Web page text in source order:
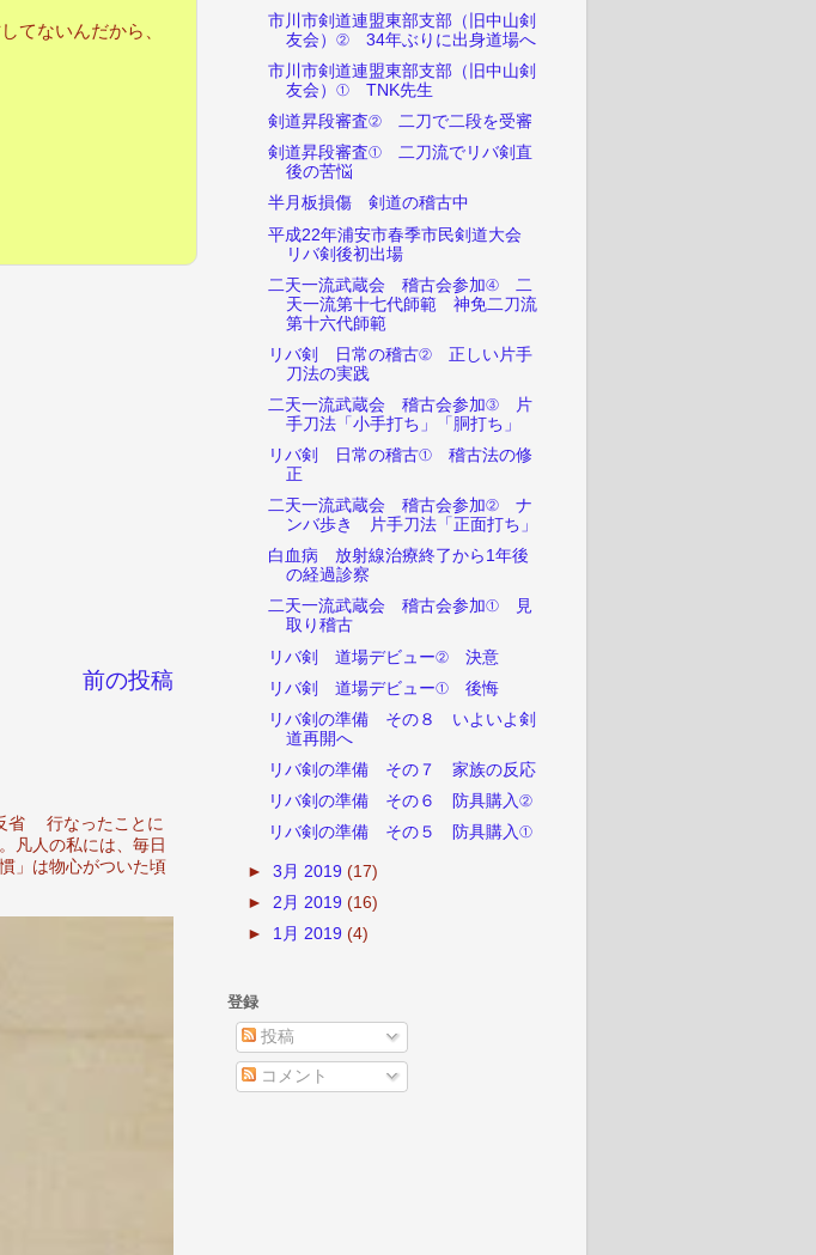
てないんだから、
前の投稿
省 行なったことに
凡人の私には、毎日
」は物心がついた頃
市川市剣道連盟東部支部（旧中山剣
友会）② 34年ぶりに出身道場へ
市川市剣道連盟東部支部（旧中山剣
友会）① TNK先生
剣道昇段審査② 二刀で二段を受審
剣道昇段審査① 二刀流でリバ剣直
後の苦悩
半月板損傷 剣道の稽古中
平成22年浦安市春季市民剣道大会
リバ剣後初出場
二天一流武蔵会 稽古会参加④ 二
天一流第十七代師範 神免二刀流
第十六代師範
リバ剣 日常の稽古② 正しい片手
刀法の実践
二天一流武蔵会 稽古会参加③ 片
手刀法「小手打ち」「胴打ち」
リバ剣 日常の稽古① 稽古法の修
正
二天一流武蔵会 稽古会参加② ナ
ンバ歩き 片手刀法「正面打ち」
白血病 放射線治療終了から1年後
の経過診察
二天一流武蔵会 稽古会参加① 見
取り稽古
リバ剣 道場デビュー② 決意
リバ剣 道場デビュー① 後悔
リバ剣の準備 その８ いよいよ剣
道再開へ
リバ剣の準備 その７ 家族の反応
リバ剣の準備 その６ 防具購入②
リバ剣の準備 その５ 防具購入①
►3月 2019(17)
►2月 2019(16)
► 1月 2019(4)
登録
投稿
コメント